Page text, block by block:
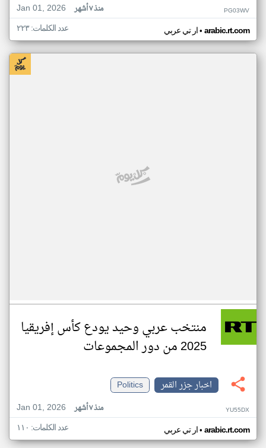
Jan 01, 2026
منذ ٧ أشهر PG03WV
ار تي عربي• arabic.rt.com عدد الكلمات: ٢٢٣
منتخب عربي وحيد يودع كأس إفريقيا
2025 من دور المجموعات
اخبار جزر القمر
Politics
Jan 01, 2026
منذ ٧ أشهر YU55DX
ار تي عربي• arabic.rt.com عدد الكلمات: ١١٠